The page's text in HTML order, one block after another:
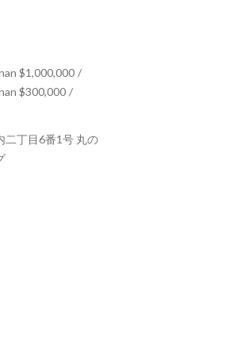
$1,000,000 /
$300,000 /
二丁目6番1号 丸の